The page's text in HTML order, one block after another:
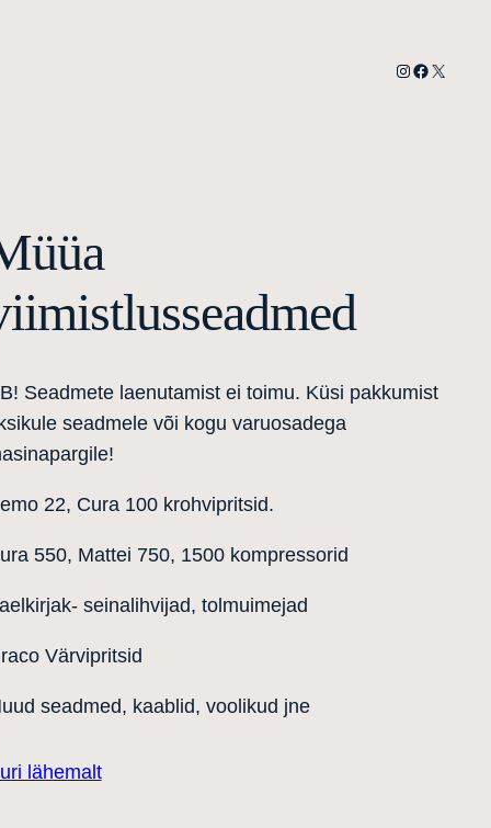
Instagram
Facebook
X
Seadmete laenutamist ei toimu. Küsi pakkumist
seadmele või kogu varuosadega
22, Cura 100 krohvipritsid.
550, Mattei 750, 1500 kompressorid
seinalihvijad, tolmuimejad
Värvipritsid
seadmed, kaablid, voolikud jne
lähemalt